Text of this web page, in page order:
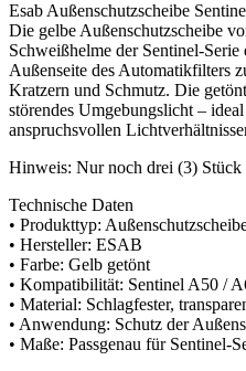
Esab Außenschutzscheibe
Die gelbe Außenschutzscheibe
Schweißhelme der Sentinel-
Außenseite des Automatikfilters
Kratzern und Schmutz. Die
störendes Umgebungslicht –
anspruchsvollen
Hinweis: Nur noch drei (3) Stück
Technische Daten
• Produkttyp:
• Hersteller: ESAB
• Farbe: Gelb getönt
• Kompatibilität: Sentinel A50 /
• Material: Schlagfester,
• Anwendung: Schutz der
• Maße: Passgenau für Sentinel-